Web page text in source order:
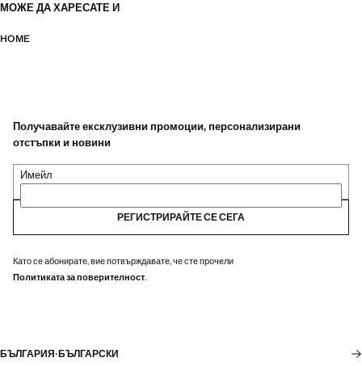
МОЖЕ ДА ХАРЕСАТЕ И
HOME
Получавайте ексклузивни промоции, персонализирани
отстъпки и новини
Имейл
РЕГИСТРИРАЙТЕ СЕ СЕГА
Като се абонирате, вие потвърждавате, че сте прочели
Политиката за поверителност.
БЪЛГАРИЯ·БЪЛГАРСКИ